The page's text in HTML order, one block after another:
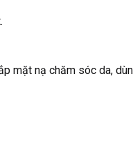
mặt nạ chăm sóc da,